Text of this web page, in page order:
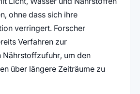
ohne dass sich ihre
verringert. Forscher
Verfahren zur
Nährstoffzufuhr, um den
über längere Zeiträume zu